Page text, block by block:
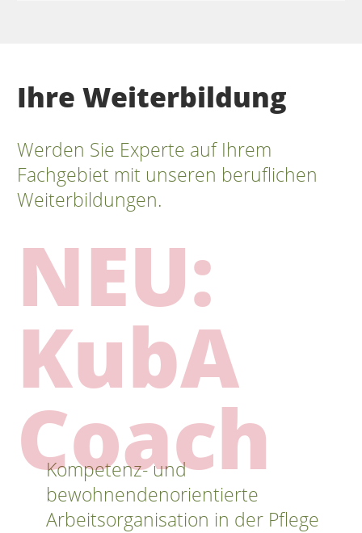
Ihre Weiterbildung
Werden Sie Experte auf Ihrem
Fachgebiet mit unseren beruflichen
Weiterbildungen.
NEU:
KubA
Coach
Kompetenz- und
bewohnendenorientierte
Arbeitsorganisation in der Pflege